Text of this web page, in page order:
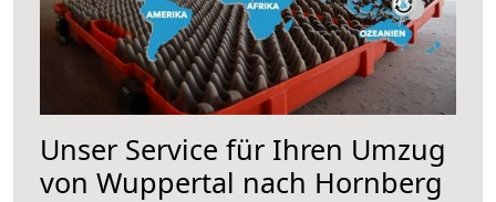
Unser Service für Ihren Umzug
von Wuppertal nach Hornberg